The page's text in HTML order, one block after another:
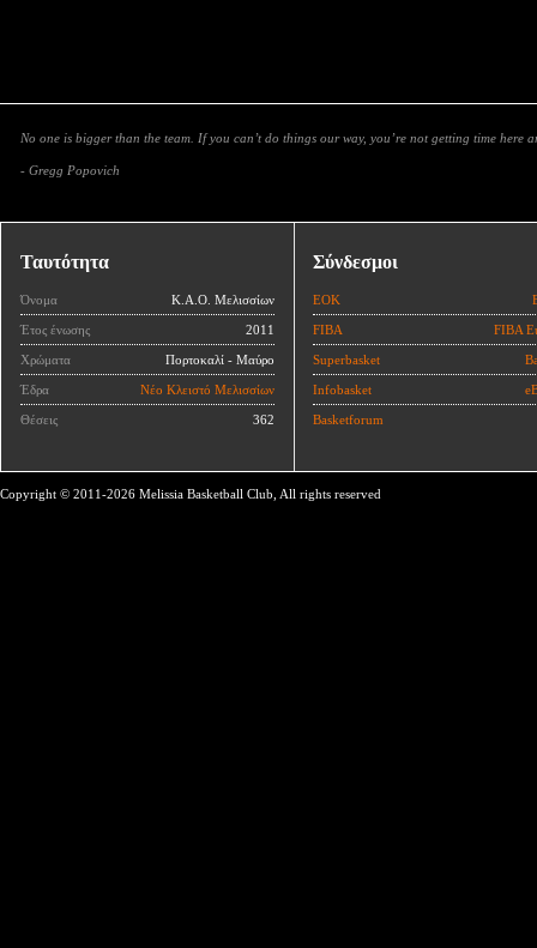
No one is bigger than the team. If you can’t do things our way, you’re not getting time here
- Gregg Popovich
Ταυτότητα
Όνομα Κ.Α.Ο. Μελισσίων
Έτος ένωσης 2011
Χρώματα Πορτοκαλί - Μαύρο
Έδρα Νέο Κλειστό Μελισσίων
Θέσεις 362
Σύνδεσμοι
ΕΟΚ
FIBA FIBA
Superbasket
Infobasket
Basketforum
Copyright © 2011-2026 Melissia Basketball Club, All rights reserved